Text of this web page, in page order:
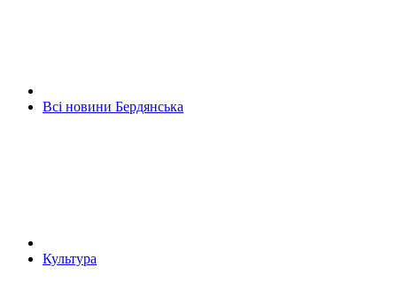
Всі новини Бердянська
Культура